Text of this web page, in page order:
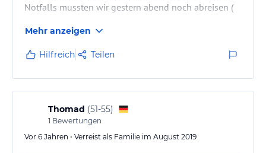
Notfalls mussten wir gestern abend noch abreisen (
Mann hatte sogar dem Hotel gestern abend noch
eine email geschickt und überweiste die Rechnung
direkt heute Morgen.Nachdem der Hotelbesitzer
diese schickte ohne ein Wort !!!! Der Mann dort total
unfreundlich,versuchte mein Mann anzurufen, wir
waren jedoch bei meiner…
Mehr anzeigen
Hilfreich Teilen
Thomad (51-55)
1 Bewertungen
Vor 6 Jahren • Verreist als Familie im August 2019